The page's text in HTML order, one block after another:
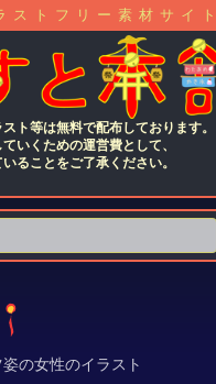
ストフリー素材サイト
ト等は無料で配布しております。
いくための運営費として、
ることをご了承ください。
姿の女性のイラスト